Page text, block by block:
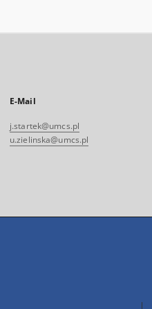
E-Mail
j.startek@umcs.pl
u.zielinska@umcs.pl